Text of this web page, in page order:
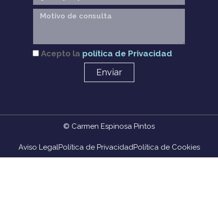
Acepto la política de Privacidad
Enviar
© Carmen Espinosa Pintos
Aviso LegalPolítica de PrivacidadPolítica de Cookies